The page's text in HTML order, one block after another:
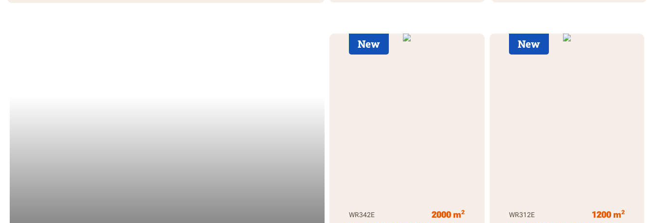
New
WR342E 2000 m2
New
WR312E 1200 m2